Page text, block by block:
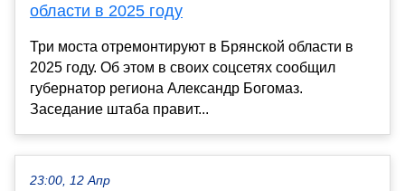
области в 2025 году
Три моста отремонтируют в Брянской области в
2025 году. Об этом в своих соцсетях сообщил
губернатор региона Александр Богомаз.
Заседание штаба правит...
23:00, 12 Апр